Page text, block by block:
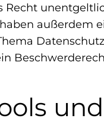
Recht
außerdem